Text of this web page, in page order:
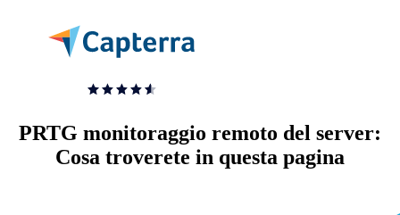
PRTG monitoraggio remoto del server:
Cosa troverete in questa pagina